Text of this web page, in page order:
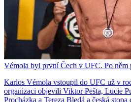
Vémola byl první Čech v UFC. Po něm
Karlos Vémola vstoupil do UFC už v
organizaci objevili Viktor Pešta, Lucie
Procházka a Tereza Bledá a česká